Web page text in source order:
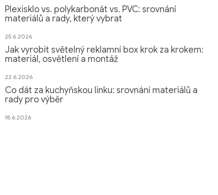
Plexisklo vs. polykarbonát vs. PVC: srovnání
materiálů a rady, který vybrat
25.6.2026
Jak vyrobit světelný reklamní box krok za krokem:
materiál, osvětlení a montáž
22.6.2026
Co dát za kuchyňskou linku: srovnání materiálů a
rady pro výběr
18.6.2026